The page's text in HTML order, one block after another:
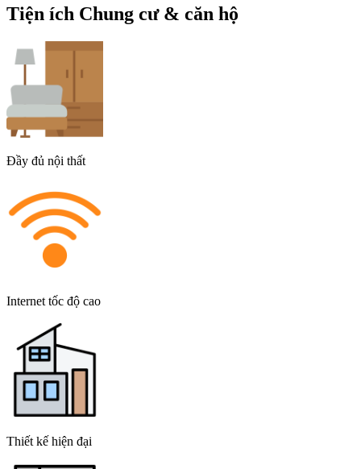
Tiện ích Chung cư & căn hộ
Đầy đủ nội thất
Internet tốc độ cao
Thiết kế hiện đại